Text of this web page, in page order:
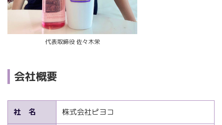
代表取締役 佐々木栄
会社概要
社 名 株式会社ピヨコ